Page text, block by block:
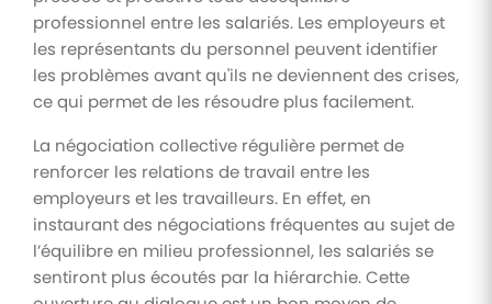
professionnel entre les salariés. Les employeurs et
les représentants du personnel peuvent identifier
les problèmes avant qu'ils ne deviennent des crises,
ce qui permet de les résoudre plus facilement.
La négociation collective régulière permet de
renforcer les relations de travail entre les
employeurs et les travailleurs. En effet, en
instaurant des négociations fréquentes au sujet de
l’équilibre en milieu professionnel, les salariés se
sentiront plus écoutés par la hiérarchie. Cette